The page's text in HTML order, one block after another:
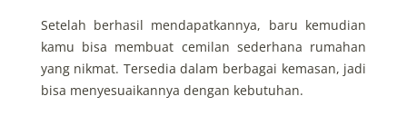
Setelah berhasil mendapatkannya, baru kemudian
kamu bisa membuat cemilan sederhana rumahan
yang nikmat. Tersedia dalam berbagai kemasan, jadi
bisa menyesuaikannya dengan kebutuhan.